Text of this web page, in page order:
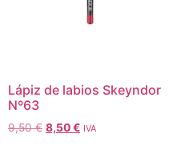
Lápiz de labios Skeyndor
Nº63
9,50€ 8,50€ IVA